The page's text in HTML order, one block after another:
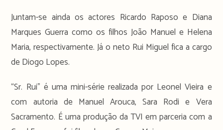
Juntam-se ainda os actores Ricardo Raposo e Diana
Marques Guerra como os filhos João Manuel e Helena
Maria, respectivamente. Já o neto Rui Miguel fica a cargo
de Diogo Lopes.
“Sr. Rui” é uma mini-série realizada por Leonel Vieira e
com autoria de Manuel Arouca, Sara Rodi e Vera
Sacramento. É uma produção da TVI em parceria com a